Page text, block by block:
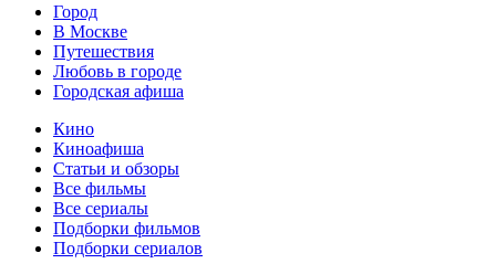
Город
В Москве
Путешествия
Любовь в городе
Городская афиша
Кино
Киноафиша
Статьи и обзоры
Все фильмы
Все сериалы
Подборки фильмов
Подборки сериалов